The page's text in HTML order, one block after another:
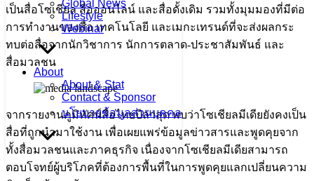
Global News
Lifestyle
Webinar
About
About & Stat
Contact & Sponsor
นโยบายข้อมูลส่วนบุคคล
เป็นสื่อโซเชียล สื่อออนไลน์ และสื่อดั้งเดิม รวมทั้งมุมมองที่มีต่อ
การทำงานของสื่อ เทคโนโลยี และเมกะเทรนด์ที่จะส่งผลกระ
ทบต่อสื่อจากนักวิชาการ นักการตลาด-ประชาสัมพันธ์ และ
สื่อมวลชน
จากรายงานภูมิทัศน์สื่อไทยปีล่าสุด พบว่าโซเชียลมีเดียยังคงเป็น
สื่อที่ถูกนำมาใช้งาน เพื่อเผยแพร่ข้อมูลข่าวสารและพูดคุยจาก
ทั้งสื่อมวลชนและภาคธุรกิจ เนื่องจากโซเชียลมีเดียสามารถ
ตอบโจทย์ผู้บริโภคที่ต้องการพื้นที่ในการพูดคุยแลกเปลี่ยนความ